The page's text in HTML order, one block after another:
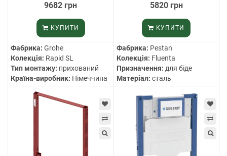
9682 грн
КУПИТИ
Фабрика: Grohe
Колекція: Rapid SL
Тип монтажу: прихований
Країна-виробник: Німеччина
5820 грн
КУПИТИ
Фабрика: Pestan
Колекція: Fluenta
Призначення: для біде
Матеріал: сталь